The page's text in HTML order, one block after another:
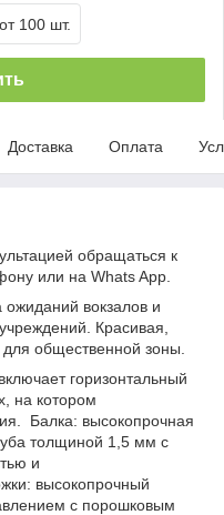
от 100 шт.
Доставка Оплата
обращаться к
или на Whats App.
вокзалов и
Красивая,
общественной зоны.
горизонтальный
на котором
Балка: высокопрочная
толщиной 1,5 мм с
и
высокопрочный
с порошковым